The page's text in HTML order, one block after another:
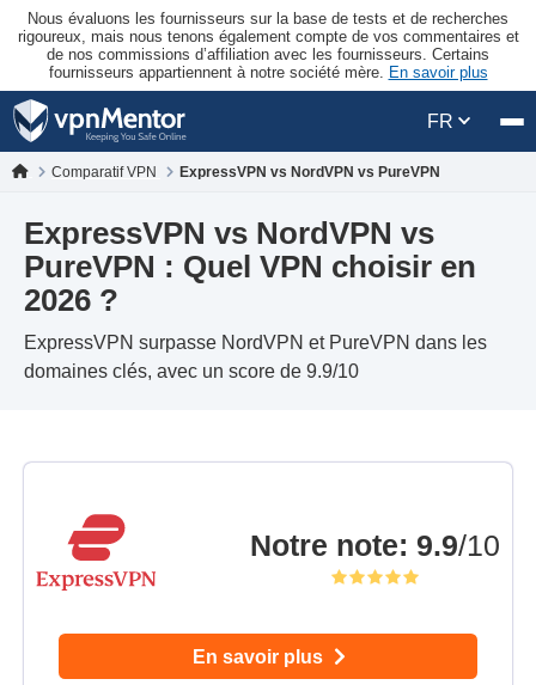
Nous évaluons les fournisseurs sur la base de tests et de recherches
rigoureux, mais nous tenons également compte de vos commentaires et
de nos commissions d’affiliation avec les fournisseurs. Certains
fournisseurs appartiennent à notre société mère. En savoir plus
FR
Comparatif VPN ExpressVPN vs NordVPN vs PureVPN
ExpressVPN vs NordVPN vs
PureVPN : Quel VPN choisir en
2026 ?
ExpressVPN surpasse NordVPN et PureVPN dans les
domaines clés, avec un score de 9.9/10
Notre note: 9.9/10
En savoir plus